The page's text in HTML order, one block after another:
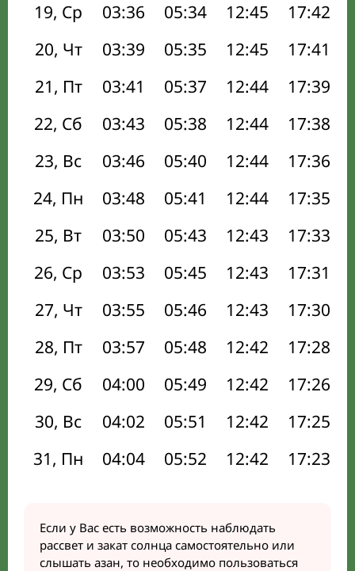
19, Ср
03:36 05:34 12:45 17:42
20, Чт
03:39 05:35 12:45 17:41
21, Пт
03:41 05:37 12:44 17:39
22, Сб
03:43 05:38 12:44 17:38
23, Вс
03:46 05:40 12:44 17:36
24, Пн
03:48 05:41 12:44 17:35
25, Вт
03:50 05:43 12:43 17:33
26, Ср
03:53 05:45 12:43 17:31
27, Чт
03:55 05:46 12:43 17:30
28, Пт
03:57 05:48 12:42 17:28
29, Сб
04:00 05:49 12:42 17:26
30, Вс
04:02 05:51 12:42 17:25
31, Пн
04:04 05:52 12:42 17:23
Если у Вас есть возможность наблюдать
рассвет и закат солнца самостоятельно или
слышать азан, то необходимо пользоваться